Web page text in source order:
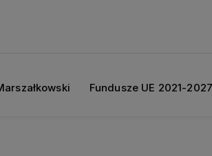
Fundusze UE 2021-2027